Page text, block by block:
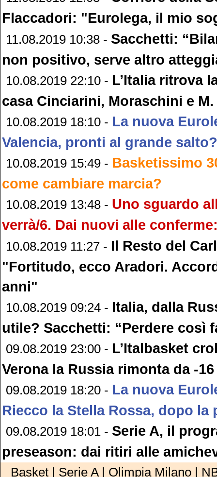
Flaccadori: "Eurolega, il mio
11.08.2019 10:38 - Sacchetti:
non positivo, serve altro
10.08.2019 22:10 - L’Italia ritrova
casa Cinciarini, Moraschini e
10.08.2019 18:10 - La nuova
Valencia, pronti al grande salto?
10.08.2019 15:49 - Basketissimo
come cambiare marcia?
10.08.2019 13:48 - Uno sguardo
verrà/6. Dai nuovi alle
10.08.2019 11:27 - Il Resto del
"Fortitudo, ecco Aradori.
anni"
10.08.2019 09:24 - Italia, dalla
utile? Sacchetti: “Perdere così
09.08.2019 23:00 - L’Italbasket
Verona la Russia rimonta da -16
09.08.2019 18:20 - La nuova
Riecco la Stella Rossa, dopo la
09.08.2019 18:01 - Serie A, il
preseason: dai ritiri alle
Basket | Serie A | Olimpia Milano |